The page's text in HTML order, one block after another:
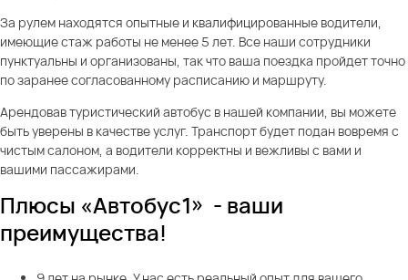
За рулем находятся опытные и квалифицированные водители,
имеющие стаж работы не менее 5 лет. Все наши сотрудники
пунктуальны и организованы, так что ваша поездка пройдет точно
по заранее согласованному расписанию и маршруту.
Арендовав туристический автобус в нашей компании, вы можете
быть уверены в качестве услуг. Транспорт будет подан вовремя с
чистым салоном, а водители корректны и вежливы с вами и
вашими пассажирами.
Плюсы «Автобус1» - ваши
преимущества!